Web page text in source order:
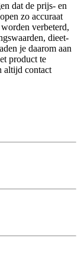
dat de prijs- en
zo accuraat
verbeterd,
dieet-
je daarom aan
product te
altijd contact